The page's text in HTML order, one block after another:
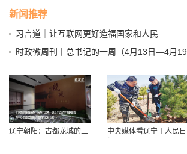
新闻推荐
习言道｜让互联网更好造福国家和人民
时政微周刊丨总书记的一周（4月13日—4月19
辽宁朝阳：古都龙城的三
中央媒体看辽宁丨人民日